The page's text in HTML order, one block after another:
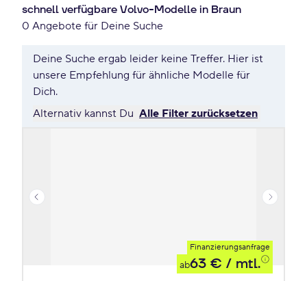
schnell verfügbare Volvo-Modelle in Braun
0 Angebote für Deine Suche
Deine Suche ergab leider keine Treffer. Hier ist
unsere Empfehlung für ähnliche Modelle für
Dich.
Alternativ kannst Du Alle Filter zurücksetzen
Finanzierungsanfrage
ab63 € / mtl.